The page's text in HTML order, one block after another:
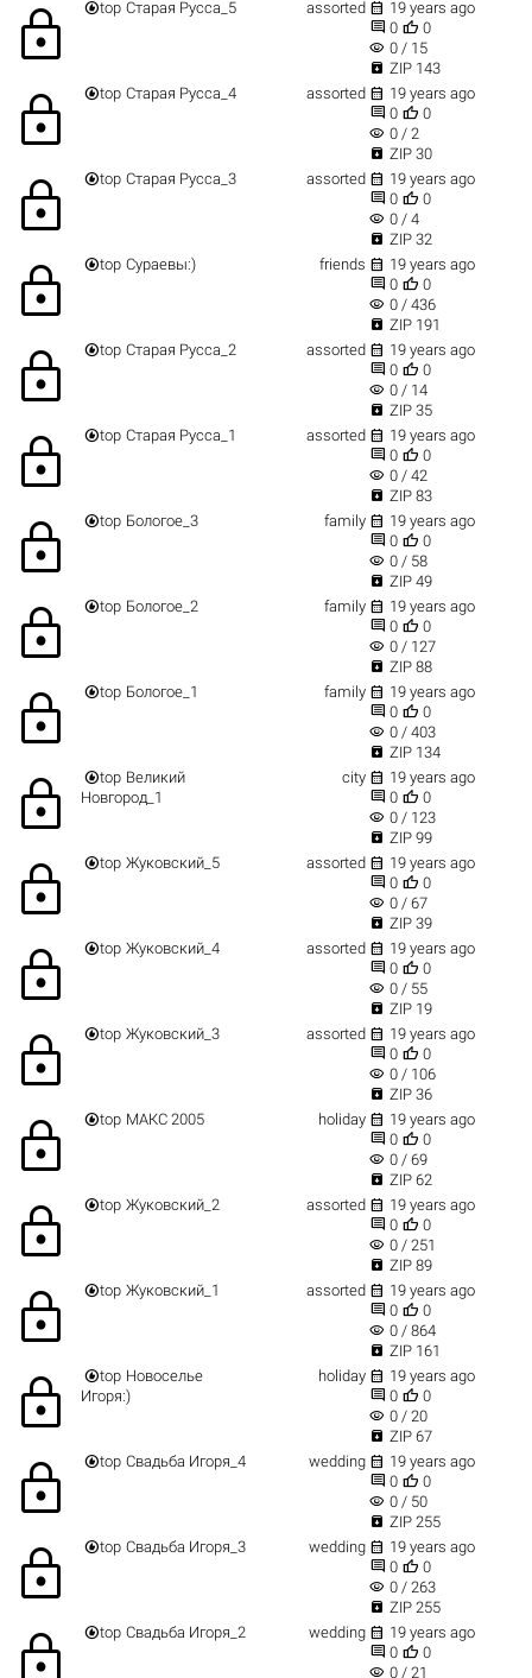
lock top Старая Русса_5 assorted  19 years ago
 0  0
visibility 0 / 15
 ZIP 143
lock top Старая Русса_4 assorted  19 years ago
 0  0
visibility 0 / 2
 ZIP 30
lock top Старая Русса_3 assorted  19 years ago
 0  0
visibility 0 / 4
 ZIP 32
lock top Сураевы:) friends  19 years ago
 0  0
visibility 0 / 436
 ZIP 191
lock top Старая Русса_2 assorted  19 years ago
 0  0
visibility 0 / 14
 ZIP 35
lock top Старая Русса_1 assorted  19 years ago
 0  0
visibility 0 / 42
 ZIP 83
lock top Бологое_3 family  19 years ago
 0  0
visibility 0 / 58
 ZIP 49
lock top Бологое_2 family  19 years ago
 0  0
visibility 0 / 127
 ZIP 88
lock top Бологое_1 family  19 years ago
 0  0
visibility 0 / 403
 ZIP 134
lock top Великий
Новгород_1
city  19 years ago
 0  0
visibility 0 / 123
 ZIP 99
lock top Жуковский_5 assorted  19 years ago
 0  0
visibility 0 / 67
 ZIP 39
lock top Жуковский_4 assorted  19 years ago
 0  0
visibility 0 / 55
 ZIP 19
lock top Жуковский_3 assorted  19 years ago
 0  0
visibility 0 / 106
 ZIP 36
lock top МАКС 2005 holiday  19 years ago
 0  0
visibility 0 / 69
 ZIP 62
lock top Жуковский_2 assorted  19 years ago
 0  0
visibility 0 / 251
 ZIP 89
lock top Жуковский_1 assorted  19 years ago
 0  0
visibility 0 / 864
 ZIP 161
lock top Новоселье
Игоря:)
holiday  19 years ago
 0  0
visibility 0 / 20
 ZIP 67
lock top Свадьба Игоря_4 wedding  19 years ago
 0  0
visibility 0 / 50
 ZIP 255
lock top Свадьба Игоря_3 wedding  19 years ago
 0  0
visibility 0 / 263
 ZIP 255
lock top Свадьба Игоря_2 wedding  19 years ago
 0  0
visibility 0 / 21